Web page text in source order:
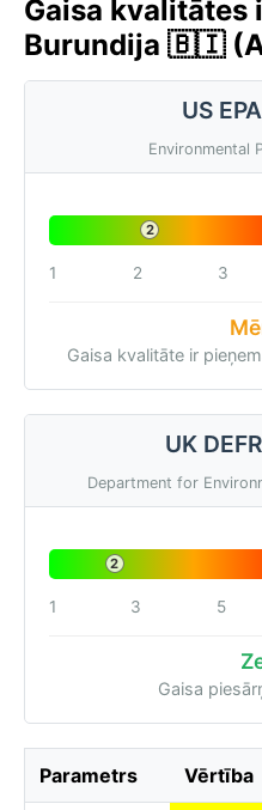
Gaisa kvalitātes
Burundija 🇧🇮
US
Environmental
2
1 2 3
Gaisa kvalitāte ir
UK
Department for
2
1 3 5
Gaisa
Parametrs Vērtība